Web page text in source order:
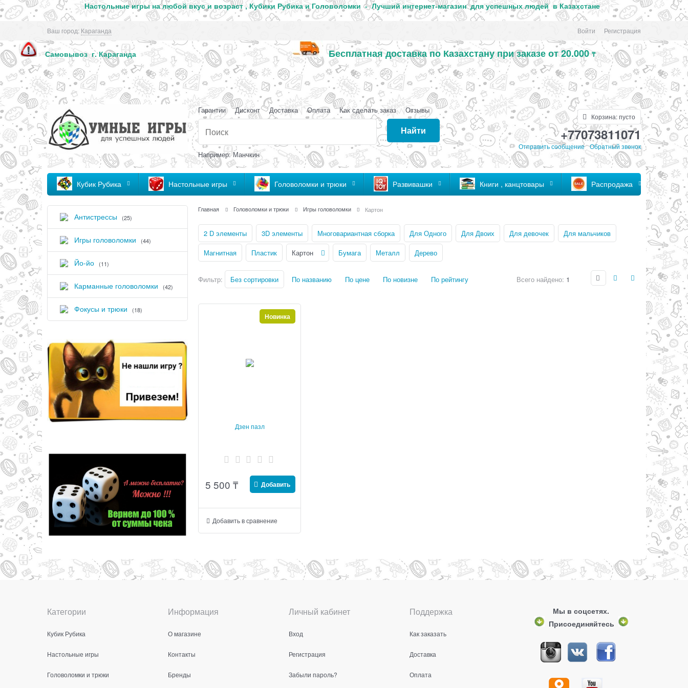
Настольные игры на любой вкус и возраст , Кубики Рубика и Головоломки - Лучший интернет-магазин для успешных людей в Казахстане
Ваш город: Караганда Войти Регистрация
Самовывоз г. Караганда Бесплатная доставка по Казахстану при заказе от 20.000₸
Гарантии Дисконт Доставка Оплата Как сделать заказ Отзывы
Найти
Например: Манчкин
Корзина:пусто
+77073811071
Отправить сообщение Обратный звонок
Кубик Рубика Настольные игры Головоломки и трюки Развивашки Книги , канцтовары Распродажа
Антистрессы (25)
Игры головоломки (44)
Йо-йо (11)
Карманные головоломки (42)
Фокусы и трюки (18)
Главная Головоломки и трюки Игры головоломки Картон
2 D элементы 3D элементы Многовариантная сборка Для Одного Для Двоих Для девочек
Для мальчиков
Магнитная
Пластик Картон Бумага Металл Дерево
Фильтр: Без сортировки По названию По цене По новизне По рейтингу Всего найдено: 1
Дзен пазл
Новинка
5 500 ₸ Добавить
Добавить в сравнение
Категории
Кубик Рубика
Настольные игры
Головоломки и трюки
Информация
О магазине
Контакты
Бренды
Личный кабинет
Вход
Регистрация
Забыли пароль?
Поддержка
Как заказать
Доставка
Оплата
Мы в соцсетях.
Присоединяйтесь